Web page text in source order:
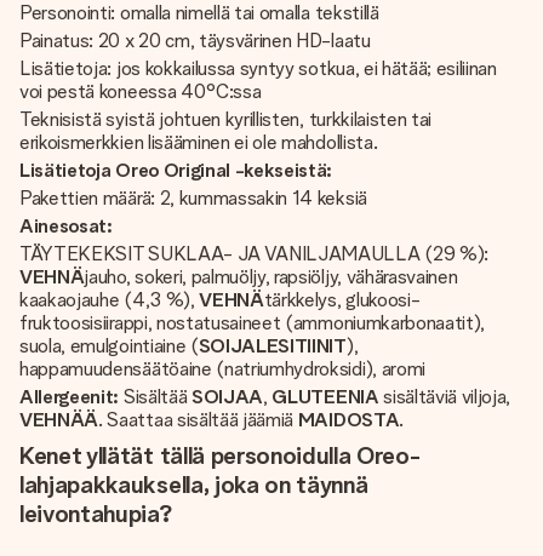
Personointi: omalla nimellä tai omalla tekstillä
Painatus: 20 x 20 cm, täysvärinen HD-laatu
Lisätietoja: jos kokkailussa syntyy sotkua, ei hätää; esiliinan
voi pestä koneessa 40°C:ssa
Teknisistä syistä johtuen kyrillisten, turkkilaisten tai
erikoismerkkien lisääminen ei ole mahdollista.
Lisätietoja Oreo Original -kekseistä:
Pakettien määrä: 2, kummassakin 14 keksiä
Ainesosat:
TÄYTEKEKSIT SUKLAA- JA VANILJAMAULLA (29 %):
VEHNÄjauho, sokeri, palmuöljy, rapsiöljy, vähärasvainen
kaakaojauhe (4,3 %),VEHNÄtärkkelys, glukoosi-
fruktoosisiirappi, nostatusaineet (ammoniumkarbonaatit),
suola, emulgointiaine (SOIJALESITIINIT),
happamuudensäätöaine (natriumhydroksidi), aromi
Allergeenit: Sisältää SOIJAA, GLUTEENIA sisältäviä viljoja,
VEHNÄÄ. Saattaa sisältää jäämiä MAIDOSTA.
Kenet yllätät tällä personoidulla Oreo-
lahjapakkauksella, joka on täynnä
leivontahupia?